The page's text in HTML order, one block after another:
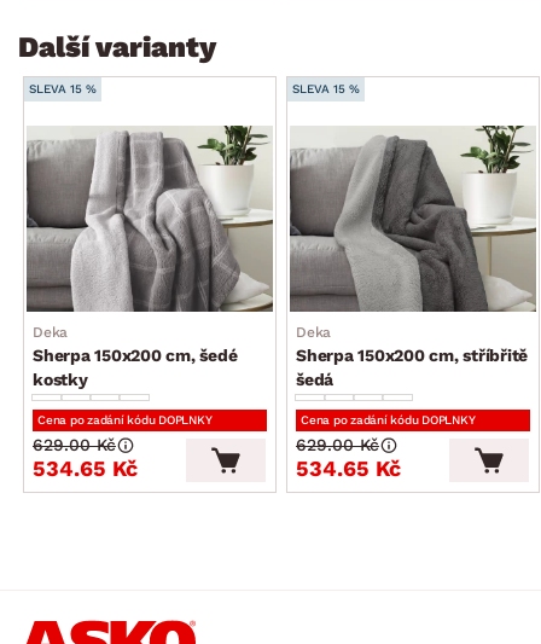
Další varianty
SLEVA 15 %
Deka
Sherpa 150x200 cm, šedé
kostky
Cena po zadání kódu DOPLNKY
534.65 Kč
629.00 Kč
SLEVA 15 %
Deka
Sherpa 150x200 cm, stříbřitě
šedá
Cena po zadání kódu DOPLNKY
534.65 Kč
629.00 Kč